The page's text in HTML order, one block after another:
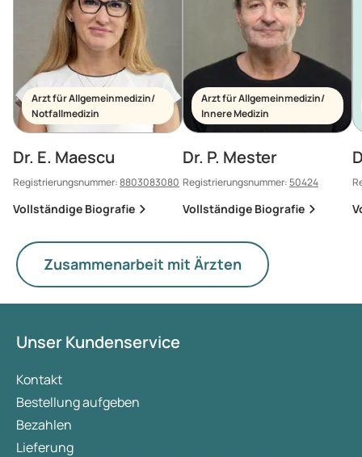
Arzt für Allgemeinmedizin/
Notfallmedizin
Dr. E. Maescu
Registrierungsnummer:8803083080
Vollständige Biografie
Arzt für Allgemeinmedizin/
Innere Medizin
Dr. P. Mester
Registrierungsnummer:50424
Vollständige Biografie
Zusammenarbeit mit Ärzten
Unser Kundenservice
Kontakt
Bestellung aufgeben
Bezahlen
Lieferung